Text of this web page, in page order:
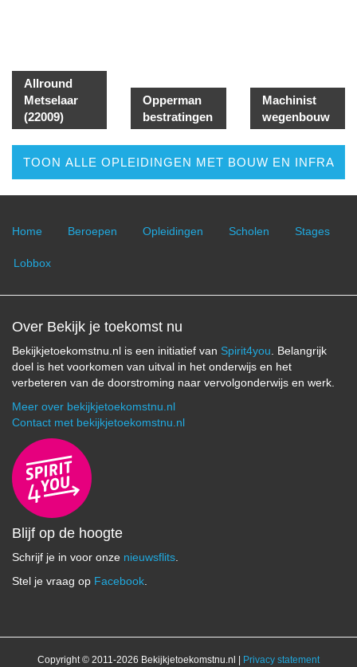
Allround
Metselaar
(22009)
Opperman
bestratingen
Machinist
wegenbouw
TOON ALLE OPLEIDINGEN MET BOUW EN INFRA
Home Beroepen Opleidingen Scholen Stages
Lobbox
Over Bekijk je toekomst nu
Bekijkjetoekomstnu.nl is een initiatief van Spirit4you . Belangrijk
doel is het voorkomen van uitval in het onderwijs en het
verbeteren van de doorstroming naar vervolgonderwijs en werk.
Meer over bekijkjetoekomstnu.nl
Contact met bekijkjetoekomstnu.nl
Blijf op de hoogte
Schrijf je in voor onze nieuwsflits
Stel je vraag op Facebook
Copyright © 2011-2026 Bekijkjetoekomstnu.nl | Privacy statement